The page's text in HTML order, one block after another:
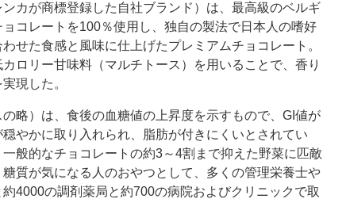
ンカが商標登録した自社ブランド）は、最高級のベルギ
ョコレートを100％使用し、独自の製法で日本人の嗜好
わせた食感と風味に仕上げたプレミアムチョコレート。
ロリー甘味料（マルチトース）を用いることで、香り
現した。
略）は、食後の血糖値の上昇度を示すもので、GI値が
やかに取り入れられ、脂肪が付きにくいとされてい
般的なチョコレートの約3～4割まで抑えた野菜に匹敵
質が気になる人のおやつとして、多くの管理栄養士や
4000の調剤薬局と約700の病院およびクリニックで取